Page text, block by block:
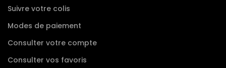
Suivre votre colis
Modes de paiement
Consulter votre compte
Consulter vos favoris